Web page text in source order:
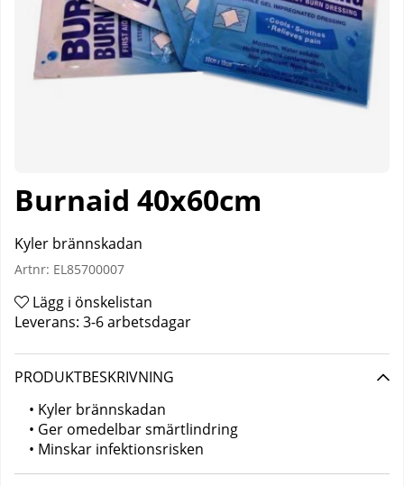
Burnaid 40x60cm
Kyler brännskadan
Artnr: EL85700007
Lägg i önskelistan
Leverans: 3-6 arbetsdagar
PRODUKTBESKRIVNING
• Kyler brännskadan
• Ger omedelbar smärtlindring
• Minskar infektionsrisken